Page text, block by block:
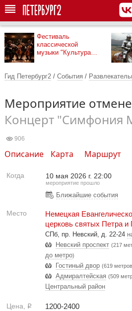
Фестиваль
классической
музыки "Культура
Гид Петербург2 / События /
Мероприятие
Концерт "Симфония
906
Описание Карта Маршрут
Когда 10 мая 2026 г. 22:00
мероприятие прошло
Ближайшие события
Место
Немецкая
церковь святых Петра и
СПб, пр. Невский, д. 22-24
Невский проспект (217
до метро)
Гостиный двор (619 метров
Адмиралтейская (509
Центральный район
Цена, Р 1200-2400